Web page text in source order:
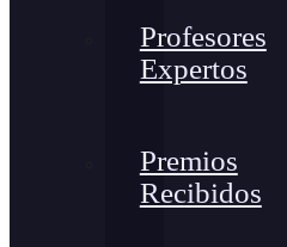
Profesores
Expertos
Premios
Recibidos